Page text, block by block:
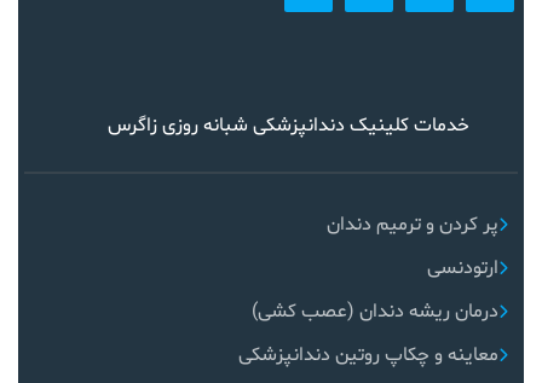
خدمات کلینیک دندانپزشکی شبانه روزی زاگرس
پر کردن و ترمیم دندان
ارتودنسی
درمان ریشه دندان (عصب کشی)
معاینه و چکاپ روتین دندانپزشکی